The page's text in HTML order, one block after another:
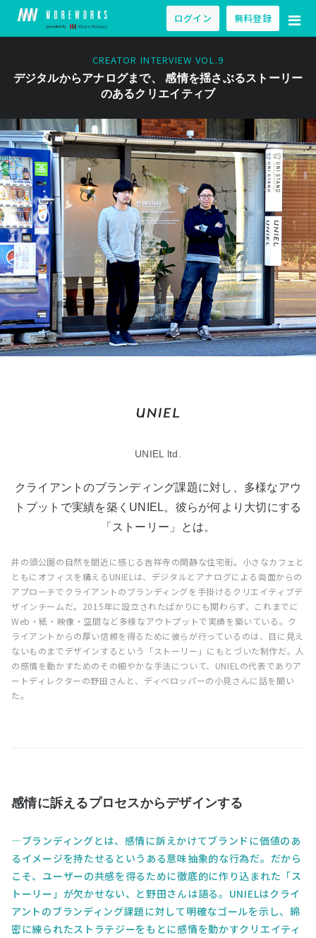
ログイン 無料登録
CREATOR INTERVIEW VOL.9
デジタルからアナログまで、 感情を揺さぶるストーリー
のあるクリエイティブ
UNIEL ltd.
クライアントのブランディング課題に対し、多様なアウ
トプットで実績を築くUNIEL。彼らが何より大切にする
「ストーリー」とは。
井の頭公園の自然を間近に感じる吉祥寺の閑静な住宅街。小さなカフェと
ともにオフィスを構えるUNIELは、デジタルとアナログによる両面からの
アプローチでクライアントのブランディングを手掛けるクリエイティブデ
ザインチームだ。2015年に設立されたばかりにも関わらず、これまでに
Web・紙・映像・空間など多様なアウトプットで実績を築いている。ク
ライアントからの厚い信頼を得るために彼らが⾏っているのは、目に見え
ないものまでデザインするという「ストーリー」にもとづいた制作だ。人
の感情を動かすためのその細やかな手法について、UNIELの代表でありア
ートディレクターの野田さんと、ディベロッパーの小見さんに話を聞い
た。
感情に訴えるプロセスからデザインする
ブランディングとは、感情に訴えかけてブランドに価値のあ
るイメージを持たせるというある意味抽象的な行為だ。だから
こそ、ユーザーの共感を得るために徹底的に作り込まれた「ス
トーリー」が欠かせない、と野田さんは語る。UNIELはクライ
アントのブランディング課題に対して明確なゴールを示し、綿
密に練られたストラテジーをもとに感情を動かすクリエイティ